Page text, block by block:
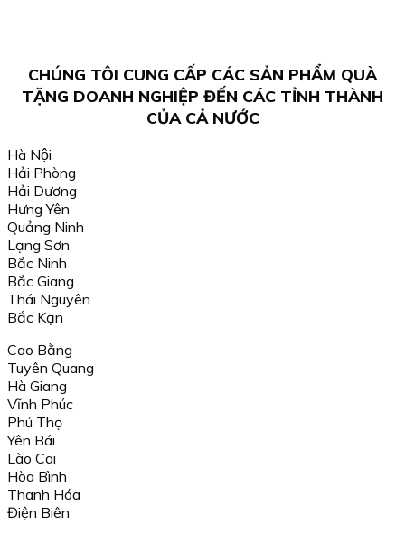
CHÚNG TÔI CUNG CẤP CÁC SẢN PHẨM QUÀ
TẶNG DOANH NGHIỆP ĐẾN CÁC TỈNH THÀNH
CỦA CẢ NƯỚC
Hà Nội
Hải Phòng
Hải Dương
Hưng Yên
Quảng Ninh
Lạng Sơn
Bắc Ninh
Bắc Giang
Thái Nguyên
Bắc Kạn
Cao Bằng
Tuyên Quang
Hà Giang
Vĩnh Phúc
Phú Thọ
Yên Bái
Lào Cai
Hòa Bình
Thanh Hóa
Điện Biên